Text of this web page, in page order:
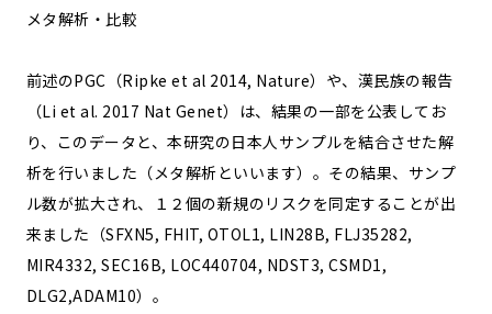
メタ解析・比較
前述のPGC（Ripke et al 2014, Nature）や、漢民族の報告
（Li et al. 2017 Nat Genet）は、結果の一部を公表してお
り、このデータと、本研究の日本人サンプルを結合させた解
析を行いました（メタ解析といいます）。その結果、サンプ
ル数が拡大され、１２個の新規のリスクを同定することが出
来ました（SFXN5, FHIT, OTOL1, LIN28B, FLJ35282,
MIR4332, SEC16B, LOC440704, NDST3, CSMD1,
DLG2,ADAM10）。